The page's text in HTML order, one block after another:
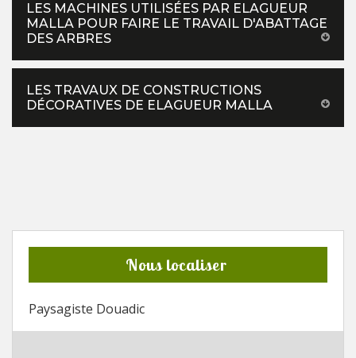
LES MACHINES UTILISÉES PAR ELAGUEUR
MALLA POUR FAIRE LE TRAVAIL D'ABATTAGE
DES ARBRES
LES TRAVAUX DE CONSTRUCTIONS
DÉCORATIVES DE ELAGUEUR MALLA
Nous localiser
Paysagiste Douadic